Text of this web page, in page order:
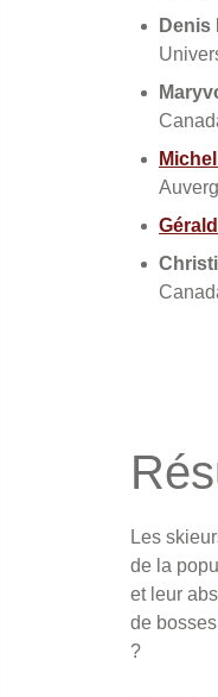
Denis
Les
de la
et leur
de
?